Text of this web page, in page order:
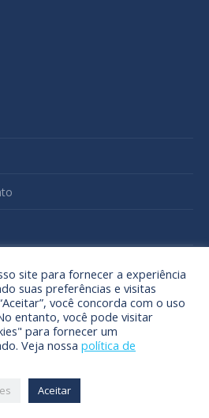
Todos direitos reservados.
site para fornecer a experiência
suas preferências e visitas
você concorda com o uso
entanto, você pode visitar
para fornecer um
Veja nossa política de
Aceitar